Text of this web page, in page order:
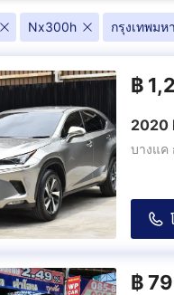
Nx300h กรุงเทพมห
฿
2020
บางแค
฿